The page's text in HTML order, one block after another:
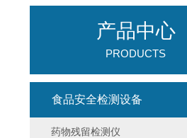
产品中心
PRODUCTS
食品安全检测设备
药物残留检测仪